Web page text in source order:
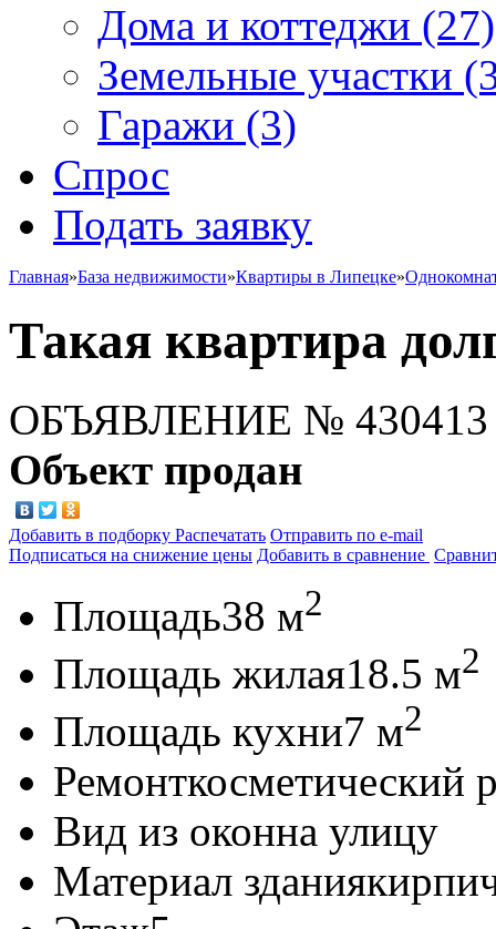
Дома и коттеджи (27)
Земельные участки
Гаражи (3)
Спрос
Подать заявку
Главная»База недвижимости»Квартиры в Липецке»
Такая квартира
ОБЪЯВЛЕНИЕ № 430413
Объект продан
Добавить в подборку Распечатать Отправить по e-mail
Подписаться на снижение цены Добавить в сравнение
Площадь38 м2
Площадь жилая18.5 м2
Площадь кухни7 м2
Ремонткосметический
Вид из оконна улицу
Материал здания